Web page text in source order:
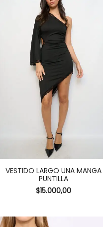
VESTIDO LARGO UNA MANGA
PUNTILLA
$15.000,00